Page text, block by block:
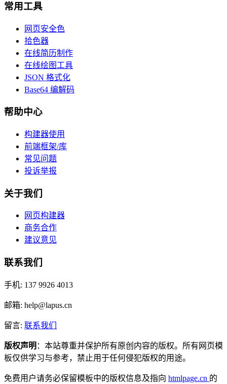
常用工具
网页安全色
拾色器
在线简历制作
在线绘图工具
JSON 格式化
Base64 编解码
帮助中心
构建器使用
前端框架/库
常见问题
投诉举报
关于我们
网页构建器
商务合作
建议意见
联系我们
手机: 137 9926 4013
邮箱: help@lapus.cn
留言: 联系我们
版权声明 ：本站尊重并保护所有原创内容的版权。所有网页模
板仅供学习与参考，禁止用于任何侵犯版权的用途。
免费用户请务必保留模板中的版权信息及指向 htmlpage.cn 的